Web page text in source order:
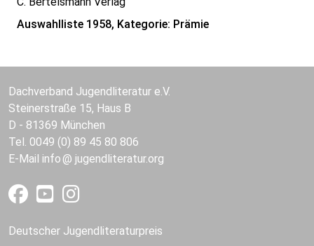
Auswahlliste 1958, Kategorie: Prämie
Dachverband Jugendliteratur e.V.
Steinerstraße 15, Haus B
D - 81369 München
Tel. 0049 (0) 89 45 80 806
E-Mail info jugendliteratur.org
Deutscher Jugendliteraturpreis